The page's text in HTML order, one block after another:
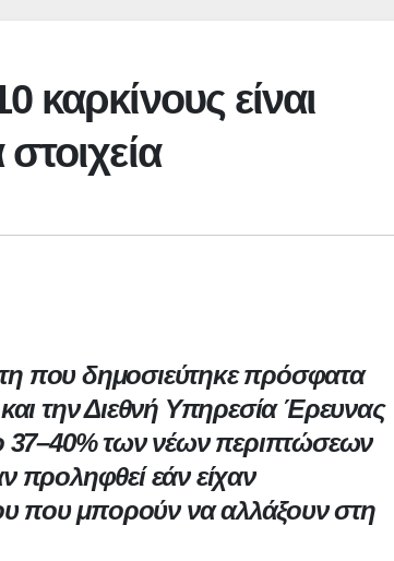
καρκίνους είναι
που δημοσιεύτηκε πρόσφατα
την Διεθνή Υπηρεσία Έρευνας
37–40% των νέων περιπτώσεων
προληφθεί εάν είχαν
που μπορούν να αλλάξουν στη